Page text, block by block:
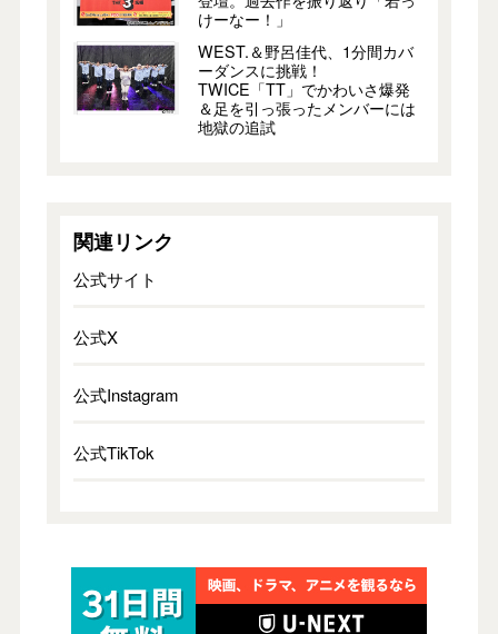
けーなー！」
WEST.＆野呂佳代、1分間カバ
ーダンスに挑戦！
TWICE「TT」でかわいさ爆発
＆足を引っ張ったメンバーには
地獄の追試
関連リンク
公式サイト
公式X
公式Instagram
公式TikTok